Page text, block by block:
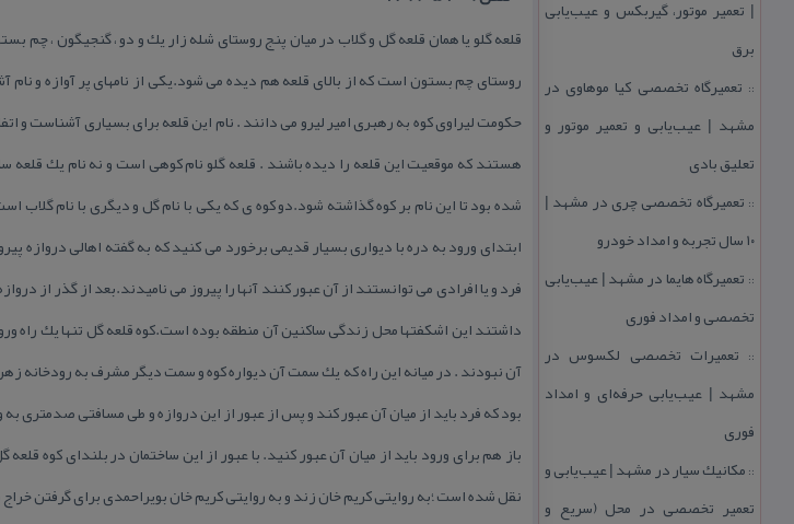
| تعمیر موتور، گیربكس و عیب‌یابی
برق
:: تعمیرگاه تخصصی كیا موهاوی در
مشهد | عیب‌یابی و تعمیر موتور و
تعلیق بادی
:: تعمیرگاه تخصصی چری در مشهد |
۱۰ سال تجربه و امداد خودرو
:: تعمیرگاه هایما در مشهد | عیب‌یابی
تخصصی و امداد فوری
:: تعمیرات تخصصی لكسوس در
مشهد | عیب‌یابی حرفه‌ای و امداد
فوری
:: مكانیك سیار در مشهد | عیب‌یابی و
تعمیر تخصصی در محل (سریع و
قلعه گلو یا همان قلعه گل و گلاب در میان پنج روستای شله زار یك و دو ، گنجیگون ، چم
روستای چم بستون است كه از بالای قلعه هم دیده می شود.یكی از نامهای پر آوازه و نام
حكومت لیراوی كوه به رهبری امیر لیرو می دانند . نام این قلعه برای بسیاری آشناست و
هستند كه موقعیت این قلعه را دیده باشند . قلعه گلو نام كوهی است و نه نام یك
شده بود تا این نام بر كوه گذاشته شود.دو كوه ی كه یكی با نام گل و دیگری با نام گلاب
ابتدای ورود به دره با دیواری بسیار قدیمی برخورد می كنید كه به گفته اهالی دروازه
فرد و یا افرادی می توانستند از آن عبور كنند آنها را پیروز می نامیدند.بعد از گذر از
داشتند این اشكفتها محل زندگی ساكنین آن منطقه بوده است.كوه قلعه گل تنها یك راه
آن نبودند . در میانه این راه كه یك سمت آن دیواره كوه و سمت دیگر مشرف به رودخانه
بود كه فرد باید از میان آن عبور كند و پس از عبور از این دروازه و طی مسافتی
باز هم برای ورود باید از میان آن عبور كنید. با عبور از این ساختمان در بلندای كوه
نقل شده است ؛به روایتی كریم خان زند و به روایتی كریم خان بویراحمدی برای گرفتن